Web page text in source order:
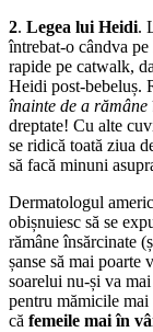
2. Legea lui Heidi.
întrebat-o cândva
rapide pe catwalk,
Heidi post-bebeluș.
înainte de a rămâne
dreptate! Cu alte
se ridică toată ziua
să facă minuni
Dermatologul
obișnuiesc să se
rămâne însărcinate
șanse să mai poarte
soarelui nu-și va
pentru mămicile mai
că femeile mai în